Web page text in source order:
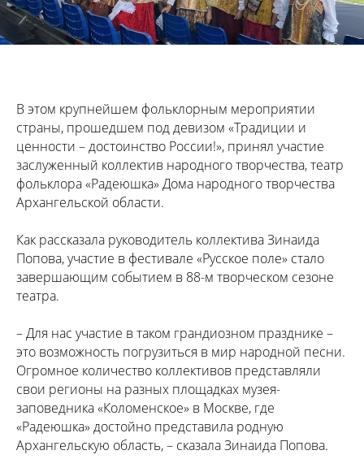
В этом крупнейшем фольклорным мероприятии
страны, прошедшем под девизом «Традиции и
ценности – достоинство России!», принял участие
заслуженный коллектив народного творчества, театр
фольклора «Радеюшка» Дома народного творчества
Архангельской области.
Как рассказала руководитель коллектива Зинаида
Попова, участие в фестивале «Русское поле» стало
завершающим событием в 88-м творческом сезоне
театра.
– Для нас участие в таком грандиозном празднике –
это возможность погрузиться в мир народной песни.
Огромное количество коллективов представляли
свои регионы на разных площадках музея-
заповедника «Коломенское» в Москве, где
«Радеюшка» достойно представила родную
Архангельскую область, – сказала Зинаида Попова.